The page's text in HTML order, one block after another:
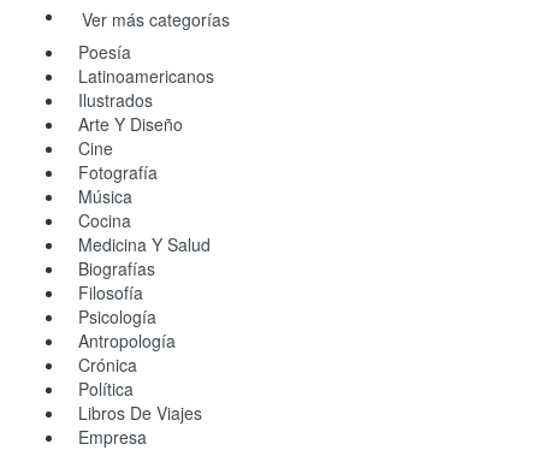
Ver más categorías
Poesía
Latinoamericanos
Ilustrados
Arte Y Diseño
Cine
Fotografía
Música
Cocina
Medicina Y Salud
Biografías
Filosofía
Psicología
Antropología
Crónica
Política
Libros De Viajes
Empresa